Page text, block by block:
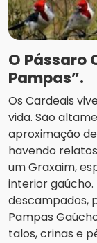
O Pássaro
Pampas”.
Os Cardeais
vida. São
aproximação
havendo
um Graxaim,
interior
descampados,
Pampas
talos, crinas e